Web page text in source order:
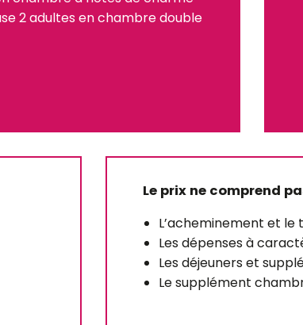
2 adultes en chambre double
Le prix ne comprend
L’acheminement et
Les dépenses à
Les déjeuners et
Le supplément